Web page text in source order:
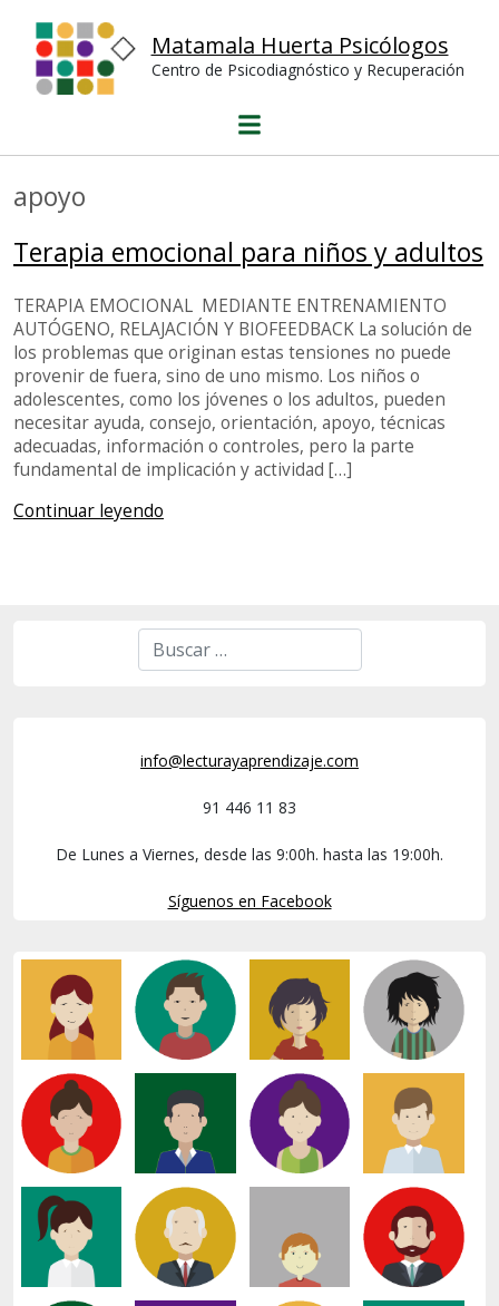
Matamala Huerta Psicólogos
Centro de Psicodiagnóstico y Recuperación
Publicaciones
Publicaciones del centro
El maltrato entre escolares. Técnicas de
autoprotección y defensa emocional.
Dificultades en la lectura
Reeducación escritura
Método de lectura Inizan
Maltrato escolar
El relato
La teoría
El procedimiento
Colección de pirañas emocionales
Contacto
apoyo
Terapia emocional para niños y adultos
TERAPIA EMOCIONAL MEDIANTE ENTRENAMIENTO
AUTÓGENO, RELAJACIÓN Y BIOFEEDBACK La solución de
los problemas que originan estas tensiones no puede
provenir de fuera, sino de uno mismo. Los niños o
adolescentes, como los jóvenes o los adultos, pueden
necesitar ayuda, consejo, orientación, apoyo, técnicas
adecuadas, información o controles, pero la parte
fundamental de implicación y actividad […]
Continuar leyendo
info@lecturayaprendizaje.com
91 446 11 83
De Lunes a Viernes, desde las 9:00h. hasta las 19:00h.
Síguenos en Facebook